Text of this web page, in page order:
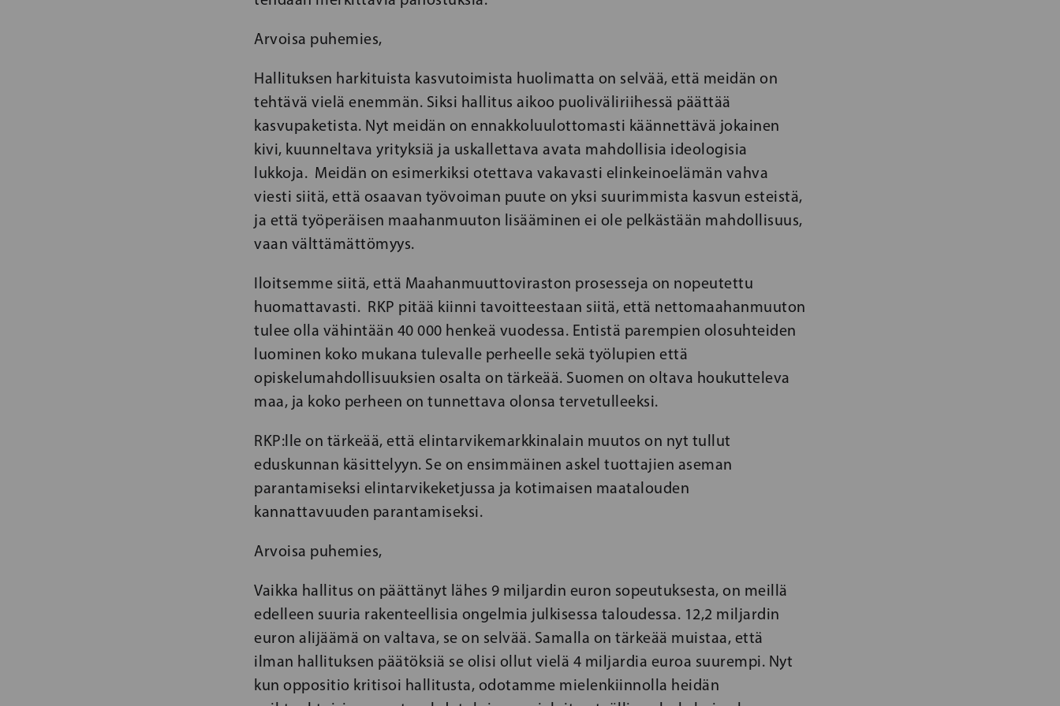
Arvoisa puhemies,
Hallituksen harkituista kasvutoimista huolimatta on selvää, että meidän on
tehtävä vielä enemmän. Siksi hallitus aikoo puoliväliriihessä päättää
kasvupaketista. Nyt meidän on ennakkoluulottomasti käännettävä jokainen
kivi, kuunneltava yrityksiä ja uskallettava avata mahdollisia ideologisia
lukkoja. Meidän on esimerkiksi otettava vakavasti elinkeinoelämän vahva
viesti siitä, että osaavan työvoiman puute on yksi suurimmista kasvun esteistä,
ja että työperäisen maahanmuuton lisääminen ei ole pelkästään mahdollisuus,
vaan välttämättömyys.
Iloitsemme siitä, että Maahanmuuttoviraston prosesseja on nopeutettu
huomattavasti. RKP pitää kiinni tavoitteestaan siitä, että nettomaahanmuuton
tulee olla vähintään 40 000 henkeä vuodessa. Entistä parempien olosuhteiden
luominen koko mukana tulevalle perheelle sekä työlupien että
opiskelumahdollisuuksien osalta on tärkeää. Suomen on oltava houkutteleva
maa, ja koko perheen on tunnettava olonsa tervetulleeksi.
RKP:lle on tärkeää, että elintarvikemarkkinalain muutos on nyt tullut
eduskunnan käsittelyyn. Se on ensimmäinen askel tuottajien aseman
parantamiseksi elintarvikeketjussa ja kotimaisen maatalouden
kannattavuuden parantamiseksi.
Arvoisa puhemies,
Vaikka hallitus on päättänyt lähes 9 miljardin euron sopeutuksesta, on meillä
edelleen suuria rakenteellisia ongelmia julkisessa taloudessa. 12,2 miljardin
euron alijäämä on valtava, se on selvää. Samalla on tärkeää muistaa, että
ilman hallituksen päätöksiä se olisi ollut vielä 4 miljardia euroa suurempi. Nyt
kun oppositio kritisoi hallitusta, odotamme mielenkiinnolla heidän